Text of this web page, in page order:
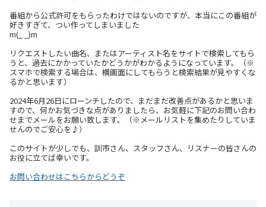
番組から公式許可をもらったわけではないのですが、本当にこの番組が
好きすぎて、つい作ってしまいました
m(_ _)m
リクエストしたい曲名、またはアーティスト名をサイトで検索してもら
うと、過去にかかっていたかどうかがわかるようになっています。（※
スマホで検索する場合は、横画面にしてもらうと検索結果が見やすくな
るかと思います）
2024年6月26日にローンチしたので、まだまだ改善点があるかと思いま
すので、何かお気づきな点がありましたら、お気軽に下記のお問い合わ
せまでメールをお願い致します。（※メールリストを集めたりしていま
せんのでご安心を♪）
このサイトが少しでも、訓市さん、スタッフさん、リスナーの皆さんの
お役に立てば幸いです。
お問い合わせはこちらからどうぞ